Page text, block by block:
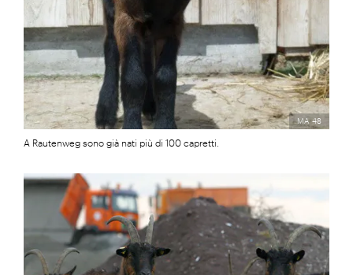
MA 48
A Rautenweg sono già nati più di 100 capretti.